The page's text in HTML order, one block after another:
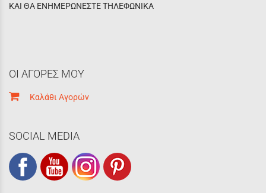
ΚΑΙ ΘΑ ΕΝΗΜΕΡΩΝΕΣΤΕ ΤΗΛΕΦΩΝΙΚΑ
ΟΙ ΑΓΟΡΕΣ ΜΟΥ
Καλάθι Αγορών
SOCIAL MEDIA